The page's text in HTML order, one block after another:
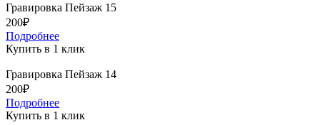
Гравировка Пейзаж 15
200₽
Подробнее
Купить в 1 клик
Гравировка Пейзаж 14
200₽
Подробнее
Купить в 1 клик